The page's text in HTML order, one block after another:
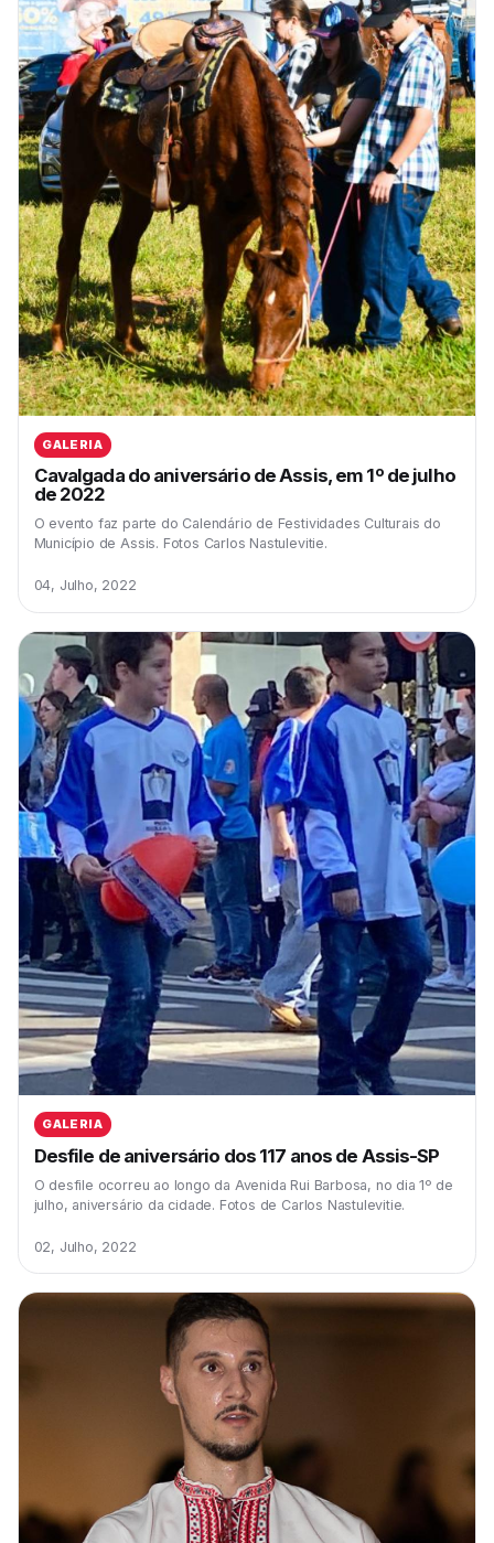
GALERIA
Cavalgada do aniversário de Assis, em 1º de julho
de 2022
O evento faz parte do Calendário de Festividades Culturais do
Município de Assis. Fotos Carlos Nastulevitie.
04, Julho, 2022
GALERIA
Desfile de aniversário dos 117 anos de Assis-SP
O desfile ocorreu ao longo da Avenida Rui Barbosa, no dia 1º de
julho, aniversário da cidade. Fotos de Carlos Nastulevitie.
02, Julho, 2022